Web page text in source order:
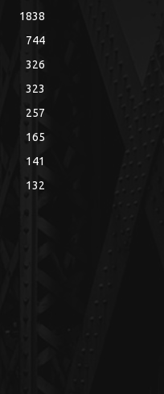
1838
744
326
323
257
165
141
132